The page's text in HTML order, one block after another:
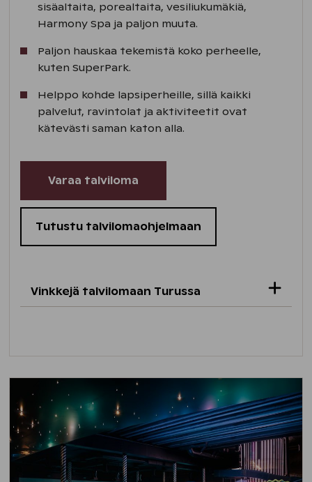
sisäaltaita, porealtaita, vesiliukumäkiä,
Harmony Spa ja paljon muuta.
Paljon hauskaa tekemistä koko perheelle,
kuten SuperPark.
Helppo kohde lapsiperheille, sillä kaikki
palvelut, ravintolat ja aktiviteetit ovat
kätevästi saman katon alla.
Varaa talviloma
Tutustu talvilomaohjelmaan
Vinkkejä talvilomaan Turussa
mutkittelevallaluistelumadolla.
Hiihtämään
pääset kaupungin valaistuilla
ja huolletuilla laduilla.
Uskaliaille on tarjollatalviuintiamm.
Ispoisten rannalla ja Ruissalossa.
Turun linnassaon talvilomaviikoilla tarjolla